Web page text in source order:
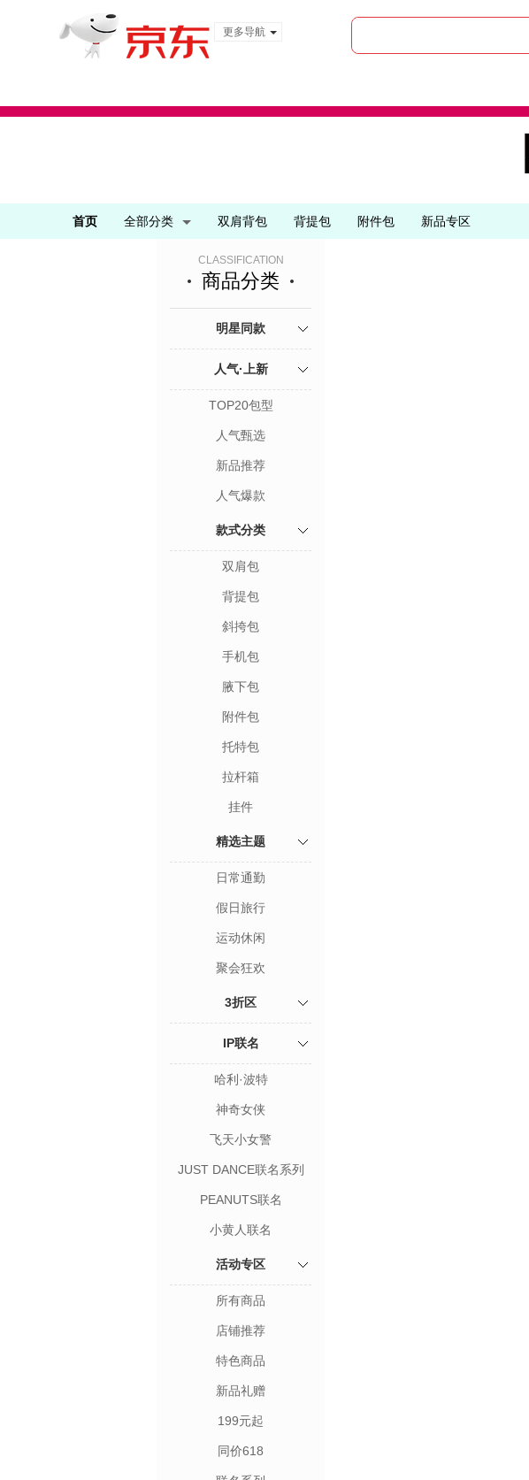
更多导航
首页 全部分类 双肩背包 背提包 附件包 新品专区
CLASSIFICATION
商品分类
明星同款
人气·上新
TOP20包型
人气甄选
新品推荐
人气爆款
款式分类
双肩包
背提包
斜挎包
手机包
腋下包
附件包
托特包
拉杆箱
挂件
精选主题
日常通勤
假日旅行
运动休闲
聚会狂欢
3折区
IP联名
哈利·波特
神奇女侠
飞天小女警
JUST DANCE联名系列
PEANUTS联名
小黄人联名
活动专区
所有商品
店铺推荐
特色商品
新品礼赠
199元起
同价618